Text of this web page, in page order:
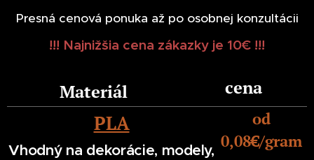
Presná cenová ponuka až po osobnej konzultácii
!!! Najnižšia cena zákazky je 10€ !!!
Materiál cena
PLA
Vhodný na dekorácie, modely,
od
0,08€/gram